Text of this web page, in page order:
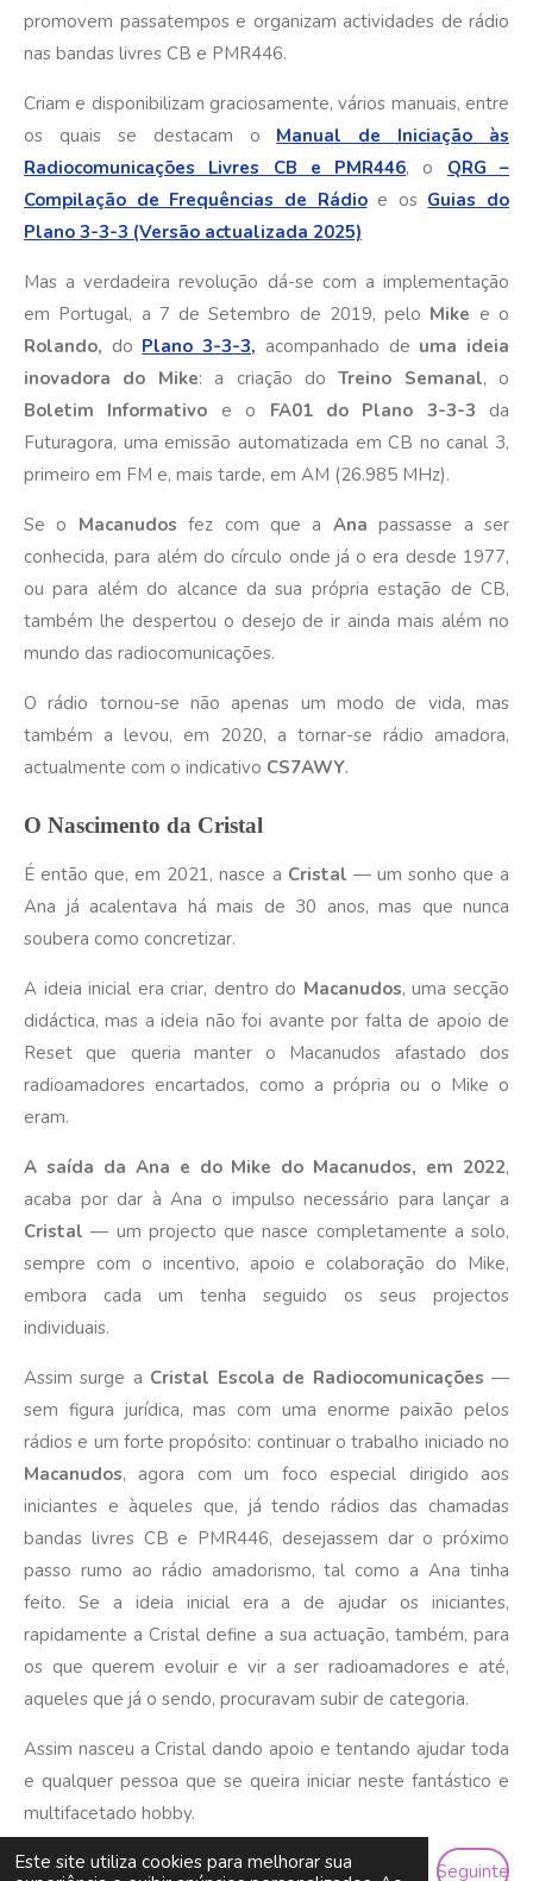
Este site utiliza cookies para melhorar sua
promovem passatempos e organizam actividades de rádio
nas bandas livres CB e PMR446.
Criam e disponibilizam graciosamente, vários manuais, entre
os quais se destacam o Manual de Iniciação às
Radiocomunicações Livres CB e PMR446, o QRG –
Compilação de Frequências de Rádioe os Guias do
Plano 3-3-3 (Versão actualizada 2025)
Mas a verdadeira revolução dá-se com a implementação
em Portugal, a 7 de Setembro de 2019, pelo Mike e o
Rolando, do Plano 3-3-3, acompanhado de uma ideia
inovadora do Mike: a criação doTreino Semanal, o
Boletim Informativo e o FA01 do Plano 3-3-3 da
Futuragora, uma emissão automatizada em CB no canal 3,
primeiro em FM e, mais tarde, em AM (26.985 MHz).
Se o Macanudos fez com que a Ana passasse a ser
conhecida, para além do círculo onde já o era desde 1977,
ou para além do alcance da sua própria estação de CB,
também lhe despertou o desejo de ir ainda mais além no
mundo das radiocomunicações.
O rádio tornou-se não apenas um modo de vida, mas
também a levou, em 2020, a tornar-se rádio amadora,
actualmente com o indicativo CS7AWY.
O Nascimento da Cristal
É então que, em 2021, nasce a Cristal — um sonho que a
Ana já acalentava há mais de 30 anos, mas que nunca
soubera como concretizar.
A ideia inicial era criar, dentro do Macanudos, uma secção
didáctica, mas a ideia não foi avante por falta de apoio de
Reset que queria manter o Macanudos afastado dos
radioamadores encartados, como a própria ou o Mike o
eram.
A saída da Ana e do Mike do Macanudos, em 2022,
acaba por dar à Ana o impulso necessário para lançar a
Cristal — um projecto que nasce completamente a solo,
sempre com o incentivo, apoio e colaboração do Mike,
embora cada um tenha seguido os seus projectos
individuais.
Assim surge a Cristal Escola de Radiocomunicações —
sem figura jurídica, mas com uma enorme paixão pelos
rádios e um forte propósito: continuar o trabalho iniciado no
Macanudos, agora com um foco especial dirigido aos
iniciantes e àqueles que, já tendo rádios das chamadas
bandas livres CB e PMR446, desejassem dar o próximo
passo rumo ao rádio amadorismo, tal como a Ana tinha
feito. Se a ideia inicial era a de ajudar os iniciantes,
rapidamente a Cristal define a sua actuação, também, para
os que querem evoluir e vir a ser radioamadores e até,
aqueles que já o sendo, procuravam subir de categoria.
Assim nasceu a Cristal dando apoio e tentando ajudar toda
e qualquer pessoa que se queira iniciar neste fantástico e
multifacetado hobby.
Seguinte